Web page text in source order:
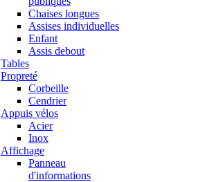
Chaises longues
Assises individuelles
Enfant
Assis debout
Tables
Propreté
Corbeille
Cendrier
Appuis vélos
Acier
Inox
Affichage
Panneau
d'informations